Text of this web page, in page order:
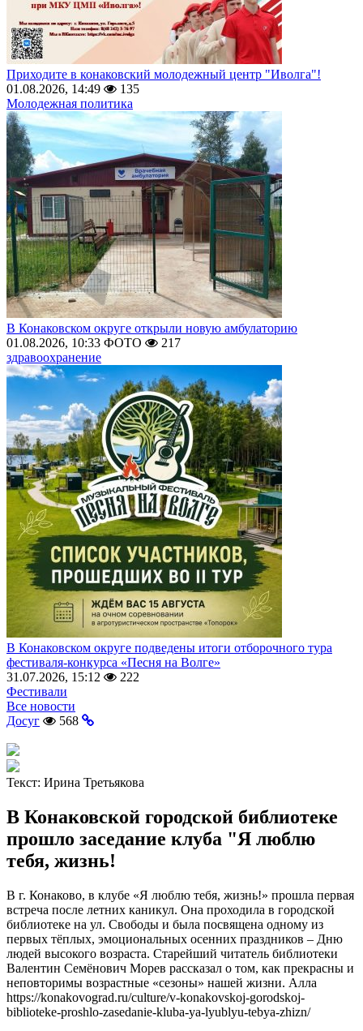
Приходите в конаковский молодежный центр "Иволга"!
01.08.2026, 14:49
135
Молодежная политика
В Конаковском округе открыли новую амбулаторию
01.08.2026, 10:33 ФОТО
217
здравоохранение
В Конаковском округе подведены итоги отборочного тура
фестиваля-конкурса «Песня на Волге»
31.07.2026, 15:12
222
Фестивали
Все новости
Досуг
568
Текст: Ирина Третьякова
В Конаковской городской библиотеке
прошло заседание клуба "Я люблю
тебя, жизнь!
В г. Конаково, в клубе «Я люблю тебя, жизнь!» прошла первая
встреча после летних каникул. Она проходила в городской
библиотеке на ул. Свободы и была посвящена одному из
первых тёплых, эмоциональных осенних праздников – Дню
людей высокого возраста. Старейший читатель библиотеки
Валентин Семёнович Морев рассказал о том, как прекрасны и
неповторимы возрастные «сезоны» нашей жизни. Алла
https://konakovograd.ru/culture/v-konakovskoj-gorodskoj-
biblioteke-proshlo-zasedanie-kluba-ya-lyublyu-tebya-zhizn/